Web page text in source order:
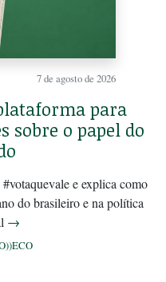
7 de agosto de 2026
para
sobre o papel do
e explica como
do brasileiro e na política
→